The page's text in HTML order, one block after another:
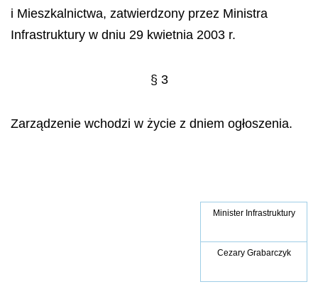
i Mieszkalnictwa, zatwierdzony przez Ministra
Infrastruktury w dniu 29 kwietnia 2003 r.
§ 3
Zarządzenie wchodzi w życie z dniem ogłoszenia.
Minister Infrastruktury
Cezary Grabarczyk